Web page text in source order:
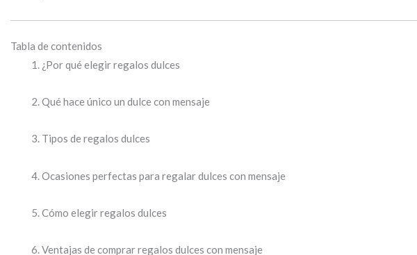
Tabla de contenidos
¿Por qué elegir regalos dulces
Qué hace único un dulce con mensaje
Tipos de regalos dulces
Ocasiones perfectas para regalar dulces con mensaje
Cómo elegir regalos dulces
Ventajas de comprar regalos dulces con mensaje